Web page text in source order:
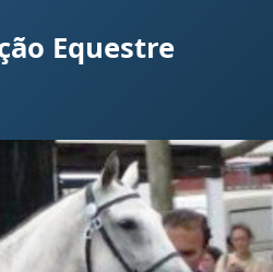
Equestre